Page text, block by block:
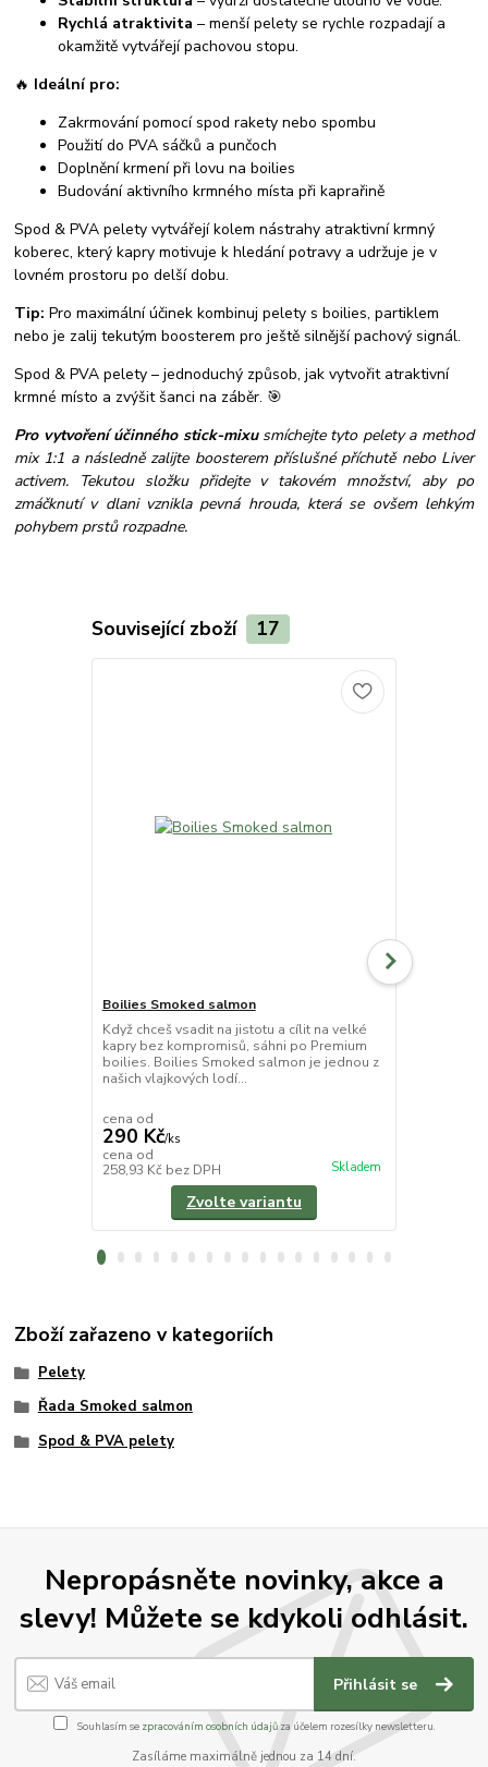
Rychlá atraktivita – menší pelety se rychle rozpadají a
okamžitě vytvářejí pachovou stopu.
🔥 Ideální pro:
Zakrmování pomocí spod rakety nebo spombu
Použití do PVA sáčků a punčoch
Doplnění krmení při lovu na boilies
Budování aktivního krmného místa při kaprařině
Spod & PVA pelety vytvářejí kolem nástrahy atraktivní krmný
koberec, který kapry motivuje k hledání potravy a udržuje je v
lovném prostoru po delší dobu.
Tip: Pro maximální účinek kombinuj pelety s boilies, partiklem
nebo je zalij tekutým boosterem pro ještě silnější pachový signál.
Spod & PVA pelety – jednoduchý způsob, jak vytvořit atraktivní
krmné místo a zvýšit šanci na záběr. 🎯
Pro vytvoření účinného stick-mixusmíchejte tyto pelety a method
mix 1:1 a následně zalijte boosterem příslušné příchutě nebo Liver
activem. Tekutou složku přidejte v takovém množství, aby po
zmáčknutí v dlani vznikla pevná hrouda, která se ovšem lehkým
pohybem prstů rozpadne.
Související zboží 17
Boilies Smoked salmon
Když chceš vsadit na jistotu a cílit na velké
kapry bez kompromisů, sáhni po Premium
boilies. Boilies Smoked salmon je jednou z
našich vlajkových lodí...
cena od
290 Kč/ks
cena od
258,93 Kč bez DPH Skladem
Zvolte variantu
Zboží zařazeno v kategoriích
Pelety
Řada Smoked salmon
Spod & PVA pelety
Nepropásněte novinky, akce a
slevy! Můžete se kdykoli odhlásit.
Přihlásit se
Souhlasím se zpracováním osobních údajůza účelem rozesílky newsletteru.
Zasíláme maximálně jednou za 14 dní.